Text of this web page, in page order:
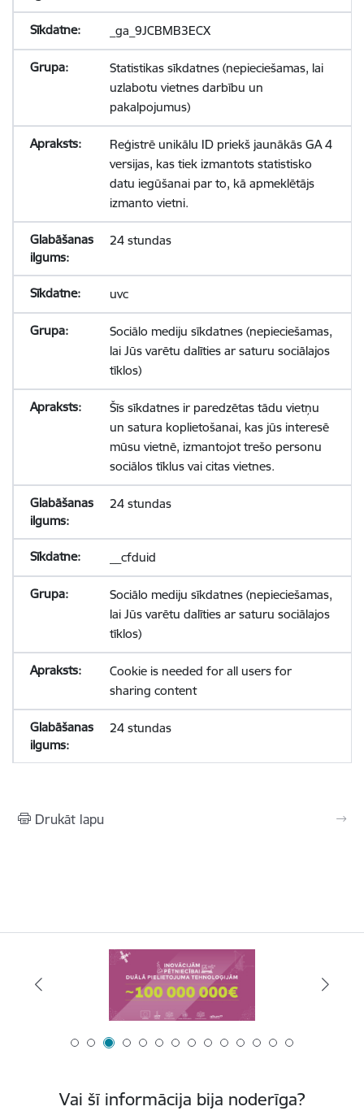
_ga_9JCBMB3ECX
Statistikas sīkdatnes (nepieciešamas, lai
uzlabotu vietnes darbību un
pakalpojumus)
Reģistrē unikālu ID priekš jaunākās GA 4
versijas, kas tiek izmantots statistisko
datu iegūšanai par to, kā apmeklētājs
izmanto vietni.
24 stundas
uvc
Sociālo mediju sīkdatnes (nepieciešamas,
lai Jūs varētu dalīties ar saturu sociālajos
tīklos)
Šīs sīkdatnes ir paredzētas tādu vietņu
un satura koplietošanai, kas jūs interesē
mūsu vietnē, izmantojot trešo personu
sociālos tīklus vai citas vietnes.
24 stundas
__cfduid
Sociālo mediju sīkdatnes (nepieciešamas,
lai Jūs varētu dalīties ar saturu sociālajos
tīklos)
Cookie is needed for all users for
sharing content
24 stundas
Drukāt lapu
Vai šī informācija bija noderīga?